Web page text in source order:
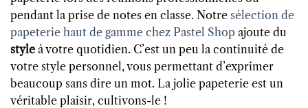
pendant la prise de notes en classe. Notre sélection de
papeterie haut de gamme chez Pastel Shop ajoute du
style à votre quotidien. C’est un peu la continuité de
votre style personnel, vous permettant d’exprimer
beaucoup sans dire un mot. La jolie papeterie est un
véritable plaisir, cultivons-le !